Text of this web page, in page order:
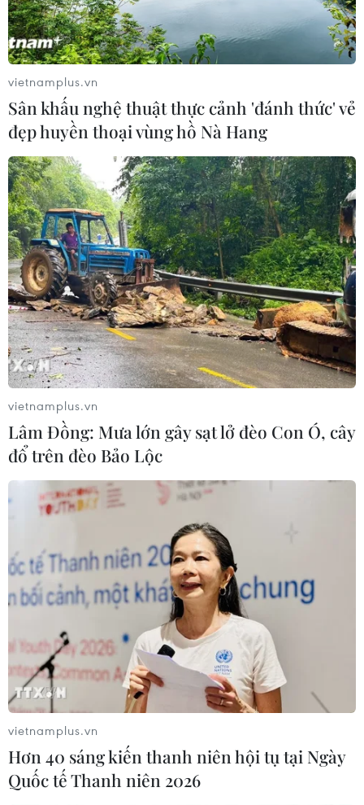
vietnamplus.vn
Sân khấu nghệ thuật thực cảnh 'đánh thức' vẻ
đẹp huyền thoại vùng hồ Nà Hang
vietnamplus.vn
Lâm Đồng: Mưa lớn gây sạt lở đèo Con Ó, cây
đổ trên đèo Bảo Lộc
vietnamplus.vn
Hơn 40 sáng kiến thanh niên hội tụ tại Ngày
Quốc tế Thanh niên 2026